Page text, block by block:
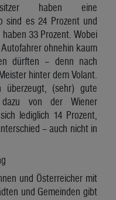
haben eine
sind es 24 Prozent und
33 Prozent. Wobei
ohnehin kaum
dürften – denn nach
hinter dem Volant.
überzeugt, (sehr) gute
von der Wiener
lediglich 14 Prozent,
– auch nicht in
und Österreicher mit
und Gemeinden gibt